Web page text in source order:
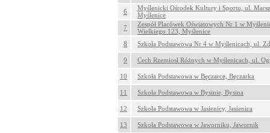
6
Myślenicki Ośrodek Kultury i Sportu, ul.
Myślenice
7
Zespół Placówek Oświatowych Nr 1 w
Wielkiego 123, Myślenice
8
Szkoła Podstawowa Nr 4 w Myślenicach, ul.
9 Cech Rzemiosł Różnych w Myślenicach, ul.
10 Szkoła Podstawowa w Bęczarce, Bęczarka
11 Szkoła Podstawowa w Bysinie, Bysina
12 Szkoła Podstawowa w Jasienicy, Jasienica
13 Szkoła Podstawowa w Jaworniku, Jawornik